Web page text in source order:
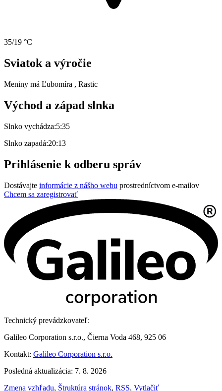
35/19 °C
Sviatok a výročie
Meniny má Ľubomíra , Rastic
Východ a západ slnka
Slnko vychádza:5:35
Slnko zapadá:20:13
Prihlásenie k odberu správ
Dostávajte informácie z nášho webu prostredníctvom e-mailov
Chcem sa zaregistrovať
Technický prevádzkovateľ:
Galileo Corporation s.r.o., Čierna Voda 468, 925 06
Kontakt: Galileo Corporation s.r.o.
Posledná aktualizácia: 7. 8. 2026
Zmena vzhľadu, Štruktúra stránok, RSS, Vytlačiť